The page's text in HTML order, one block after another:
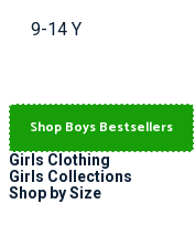
9-14 Y
Shop Boys Bestsellers
Girls Clothing
Girls Collections
Shop by Size